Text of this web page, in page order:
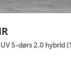
5-dørs 2.0 hybrid